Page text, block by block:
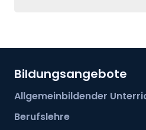
Bildungsangebote
Allgemeinbildender
Berufslehre